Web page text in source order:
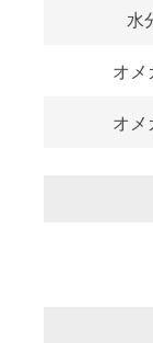
水
オメ
オメ